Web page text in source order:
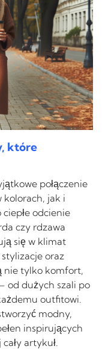
które
połączenie
kolorach, jak i
odcienie
czy rdzawa
się w klimat
oraz
nie tylko komfort,
od dużych szali po
outfitowi.
modny,
inspirujących
artykuł.